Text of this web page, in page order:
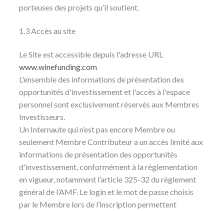
porteuses des projets qu’il soutient.
1.3 Accès au site
Le Site est accessible depuis l'adresse URL
www.winefunding.com
L'ensemble des informations de présentation des
opportunités d'investissement et l'accès à l'espace
personnel sont exclusivement réservés aux Membres
Investisseurs.
Un Internaute qui n’est pas encore Membre ou
seulement Membre Contributeur a un accès limité aux
informations de présentation des opportunités
d'investissement, conformément à la réglementation
en vigueur, notamment l’article 325-32 du règlement
général de l’AMF. Le login et le mot de passe choisis
par le Membre lors de l’inscription permettent